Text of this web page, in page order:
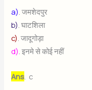
a). जमशेदपुर
b). घाटशिला
c). जादूगोड़ा
d). इनमे से कोई नहीं
Ans . c